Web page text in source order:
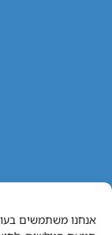
אנחנו משתמשים